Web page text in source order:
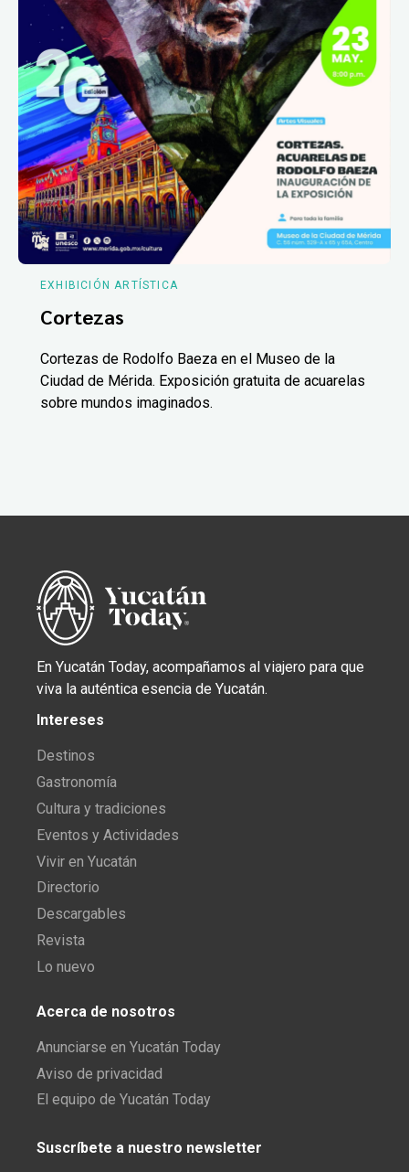
EXHIBICIÓN ARTÍSTICA
Cortezas
Cortezas de Rodolfo Baeza en el Museo de la
Ciudad de Mérida. Exposición gratuita de acuarelas
sobre mundos imaginados.
En Yucatán Today, acompañamos al viajero para que
viva la auténtica esencia de Yucatán.
Intereses
Destinos
Gastronomía
Cultura y tradiciones
Eventos y Actividades
Vivir en Yucatán
Directorio
Descargables
Revista
Lo nuevo
Acerca de nosotros
Anunciarse en Yucatán Today
Aviso de privacidad
El equipo de Yucatán Today
Suscríbete a nuestro newsletter